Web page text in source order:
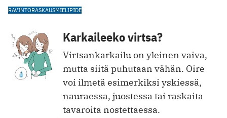
RAVINTORASKAUSMIELIPIDE
Karkaileeko virtsa?
Virtsankarkailu on yleinen vaiva,
mutta siitä puhutaan vähän. Oire
voi ilmetä esimerkiksi yskiessä,
nauraessa, juostessa tai raskaita
tavaroita nostettaessa.